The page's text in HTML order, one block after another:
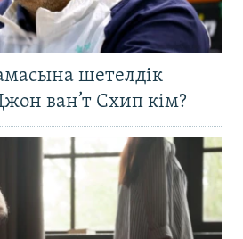
шетелдік
ван’т Схип кім?